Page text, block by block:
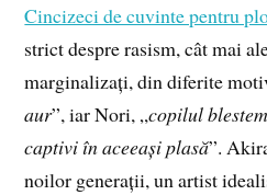
Cincizeci de cuvinte pentru
strict despre rasism, cât mai
marginalizați, din diferite
aur”, iar Nori, „copilul
captivi în aceeași plasă”.
noilor generații, un artist